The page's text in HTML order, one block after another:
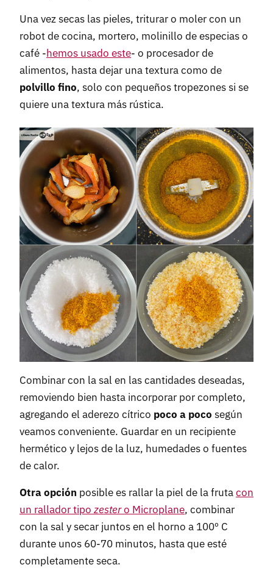
Una vez secas las pieles, triturar o moler con un
robot de cocina, mortero, molinillo de especias o
café -hemos usado este- o procesador de
alimentos, hasta dejar una textura como de
polvillo fino, solo con pequeños tropezones si se
quiere una textura más rústica.
Combinar con la sal en las cantidades deseadas,
removiendo bien hasta incorporar por completo,
agregando el aderezo cítrico poco a poco según
veamos conveniente. Guardar en un recipiente
hermético y lejos de la luz, humedades o fuentes
de calor.
Otra opción posible es rallar la piel de la frutacon
un rallador tipo zestero Microplane, combinar
con la sal y secar juntos en el horno a 100º C
durante unos 60-70 minutos, hasta que esté
completamente seca.